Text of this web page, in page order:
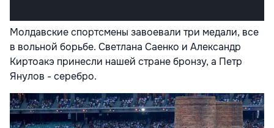
Молдавские спортсмены завоевали три медали, все
в вольной борьбе. Светлана Саенко и Александр
Киртоакэ принесли нашей стране бронзу, а Петр
Янулов - серебро.